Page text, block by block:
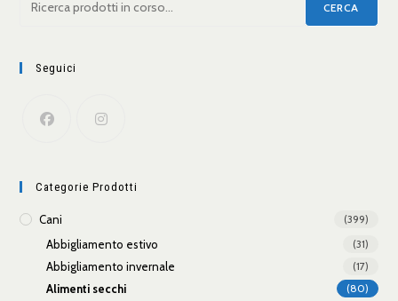
CERCA
Seguici
Categorie Prodotti
Cani (399)
Abbigliamento estivo (31)
Abbigliamento invernale (17)
Alimenti secchi (80)